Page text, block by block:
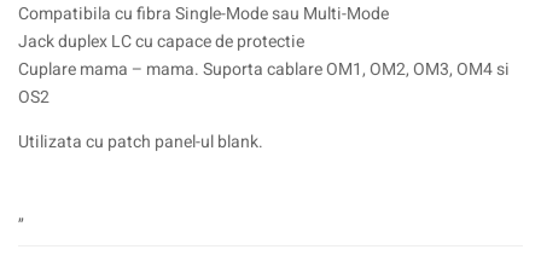
Compatibila cu fibra Single-Mode sau Multi-Mode
Jack duplex LC cu capace de protectie
Cuplare mama – mama. Suporta cablare OM1, OM2, OM3, OM4 si
OS2
Utilizata cu patch panel-ul blank.
„